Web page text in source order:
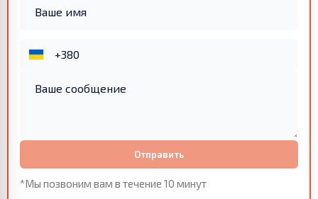
Отправить
*Мы позвоним вам в течение 10 минут